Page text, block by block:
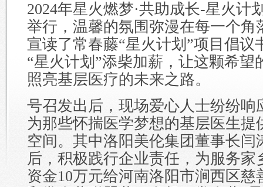
2024年星火燃梦·共助成长-星火计
举行，温馨的氛围弥漫在每一个角
宣读了常春藤“星火计划”项目倡议
“星火计划”添柴加薪，让这颗希望
照亮基层医疗的未来之路。
号召发出后，现场爱心人士纷纷响
为那些怀揣医学梦想的基层医生
空间。其中洛阳美伦集团董事长
后，积极践行企业责任，为服务
资金10万元给河南洛阳市涧西区